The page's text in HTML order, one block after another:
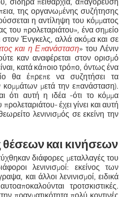
σιδηρά πειθαρχία, απαγόρευση
της οργανωμένης συζήτησης
η αντίληψη του κόμματος
του προλεταριάτου», ένα σημείο
Ένγκελς, αλλά ακόμα και σε
και η Επανάσταση» του Λένιν
καν αναφέρεται στον ορισμό
κατά κάποιο τρόπο, όντως ένα
θα έπρεπε να συζητήσει τα
μετά την επανάσταση).
ότι αυτή η ιδέα -ότι το κόμμα
έχει γίνει και αυτή
λενινισμός σε εκείνη την
και κινήσεων
διάφορες μεταλλαγές του
λενινισμοί: εκείνος των
και άλλοι λενινισμοί, ειδικά
τροτσκιστικές.